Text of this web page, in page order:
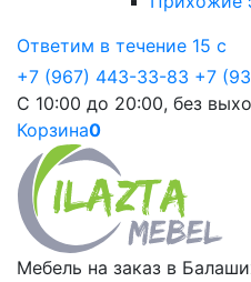
Ответим в течение 15 с
+7 (967) 443-33-83 +7
С 10:00 до 20:00, без
Корзина0
Мебель на заказ в